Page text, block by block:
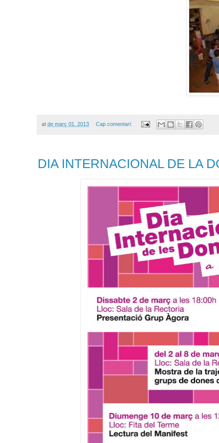
at de març 01, 2013 Cap comentari:
DIA INTERNACIONAL DE LA